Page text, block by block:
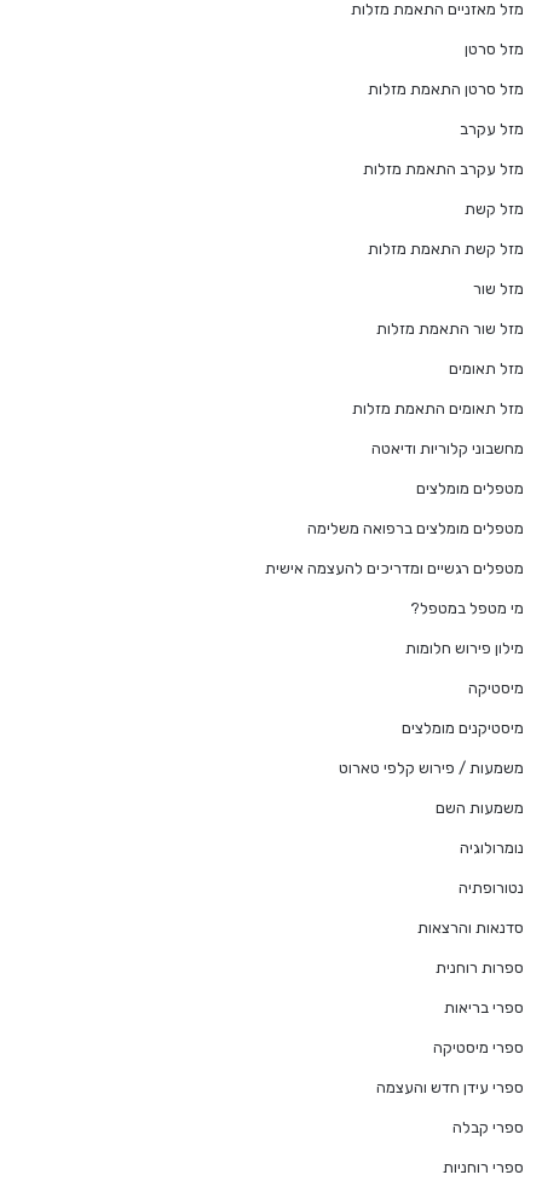
מזל מאזניים התאמת מזלות
מזל סרטן
מזל סרטן התאמת מזלות
מזל עקרב
מזל עקרב התאמת מזלות
מזל קשת
מזל קשת התאמת מזלות
מזל שור
מזל שור התאמת מזלות
מזל תאומים
מזל תאומים התאמת מזלות
מחשבוני קלוריות ודיאטה
מטפלים מומלצים
מטפלים מומלצים ברפואה משלימה
מטפלים רגשיים ומדריכים להעצמה אישית
מי מטפל במטפל?
מילון פירוש חלומות
מיסטיקה
מיסטיקנים מומלצים
משמעות / פירוש קלפי טארוט
משמעות השם
נומרולוגיה
נטורופתיה
סדנאות והרצאות
ספרות רוחנית
ספרי בריאות
ספרי מיסטיקה
ספרי עידן חדש והעצמה
ספרי קבלה
ספרי רוחניות